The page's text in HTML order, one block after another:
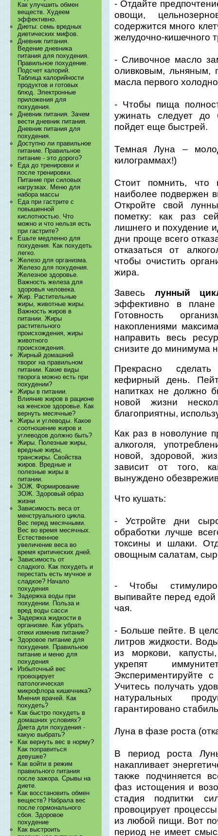
Как улучшить обмен
веществ. Худеем
эффективно.
Диеты: семь вредных
диетических мифов.
Дневник питания.
Ведение дневника
питания для похудения.
Правильное похудение.
Подсчет калорий.
Таблица калорийности
продуктов и готовых
блюд. Электронные
приложения для
похудения.
Дневник питания. Зачем
вести дневник питания.
Дневник питания для
похудения.
Доступно ли правильное
питание. Правильное
питание - это дорого?
Еда до тренировки и
после тренировки.
Питание при силовых
нагрузках. Меню для
набора массы
Еда при гастрите с
повышенной
кислотностью. Что
можно и что нельзя есть
при гастрите?
Ешьте медленно для
похудения. Как похудеть
легко.
Железо для организма.
Железо для похудения.
Железное здоровье.
Важность железа для
здоровья человека.
Жир. Растительные
жиры, животные жиры.
Важность жиров в
питании. Жиры
растительного
происхождения, жиры
животного
происхождения.
Жирный домашний
творог на правильном
питании. Какие виды
творога можно есть при
похудении?
Жиры в питании.
Влияние жиров в рационе
на женское здоровье. Как
вернуть месячные?
Жиры и углеводы. Какое
соотношение жиров и
углеводов должно быть?
Жиры. Полезные жиры,
вредные жиры,
трансжиры. Свойства
жиров. Вредные и
полезные жиры в
питании.
ЗОЖ. Формирование
ЗОЖ. Здоровый образ
жизни
Зависимость веса от
менструального цикла.
Вес перед месячными.
Вес во время месячных.
Естественное
увеличение веса во
время критических дней.
Зависимость от
сладкого. Как похудеть и
перестать есть мучное и
сладкое? Начало
похудения
Задержка воды при
похудении. Польза и
вред воды сасси
Задержка жидкости в
организме. Как убрать
отеки изменив питание?
Здоровое питание для
похудения. Правильное
питание и меню для
похудения
Избыточный вес
провоцирует
патологическая
микрофлора кишечника?
Мнения врачей. Как
похудеть?
Как быстро похудеть в
домашних условиях?
Диета для похудения -
какую выбрать?
Как вернуть вес в норму?
Как поправиться
девушке?
Как войти в режим
правильного питания
после зажора. Срывы на
диете.
Как восстановить обмен
веществ? Набрала вес
после гормонального
сбоя. Здоровое
похудение
Как выстроить
- Отдайте
овощи,
содержится много
желудочно-кишечного
- Сливочное масло
оливковым, льняным,
масла первого
- Чтобы пища
ужинать следует
пойдет еще быстрей.
Темная Луна –
килограммах!)
Стоит помнить,
наиболее подвержен
Откройте свой
пометку: как раз
лишнего и похудение
дни проще всего
отказаться от
чтобы очистить
жира.
Завесь лунный
эффективно в плане
Готовность
накоплениями
направить весь
снизите до минимума
Прекрасно
кефирный день.
напитках не должно
новой жизни
благоприятны,
Как раз в новолуние
алкоголя,
новой, здоровой,
зависит от того,
вынуждено
Что кушать:
- Устройте дни
обработки лучше
токсины и шлаки.
овощным салатам,
- Чтобы
выпивайте перед
чая.
- Больше пейте. В
литров жидкости.
из моркови,
укрепят
Экспериментируйте
Учитесь получать
натуральных
гарантировано
Луна в фазе роста
В период роста
накапливает
также подчиняется
фаз истощения и
стадия подпитки
провоцирует
из любой пищи. Вот
период не имеет